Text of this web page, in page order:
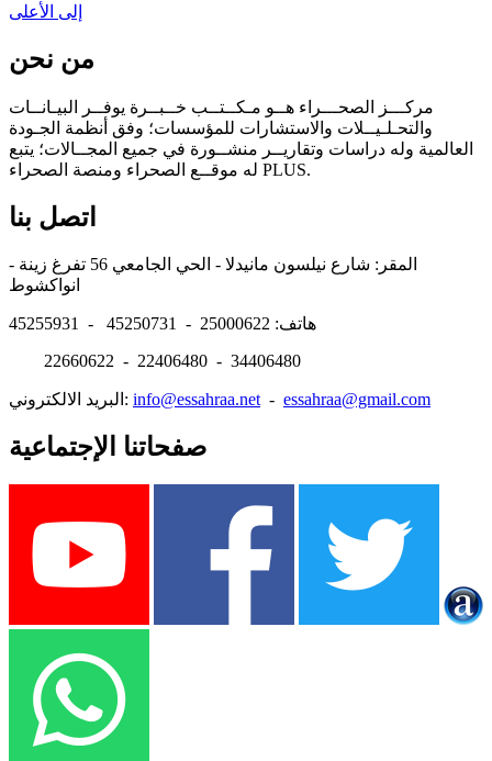
إلى الأعلى
من نحن
مركـــز الصحـــراء هــو مـكــتــب خــبــرة يوفــر البيـانــات
والتحـلـيــلات والاستشارات للمؤسسات؛ وفق أنظمة الجـودة
العالمية وله دراسات وتقاريــر منشــورة في جميع المجــالات؛ يتبع
له موقــع الصحراء ومنصة الصحراء PLUS.
اتصل بنا
المقر: شارع نيلسون مانيدلا - الحي الجامعي 56 تفرغ زينة -
هاتف: 25000622 - 45250731 - 45255931
22660622 - 22406480 - 34406480
البريد الالكتروني: info@essahraa.net- essahraa@gmail.com
صفحاتنا الإجتماعية